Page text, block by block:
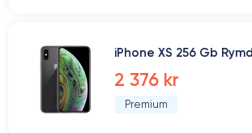
iPhone XS 256 Gb
2 376 kr
Premium